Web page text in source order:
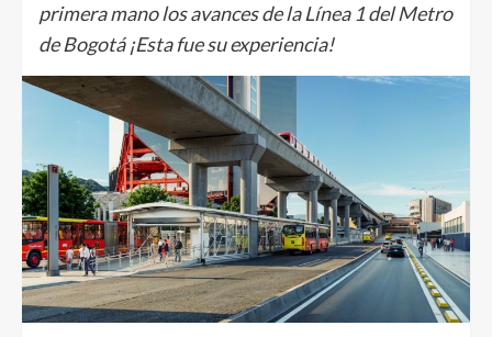
primera mano los avances de la Línea 1 del Metro
de Bogotá ¡Esta fue su experiencia!